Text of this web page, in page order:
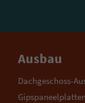
Ausbau
Dachgeschoss-